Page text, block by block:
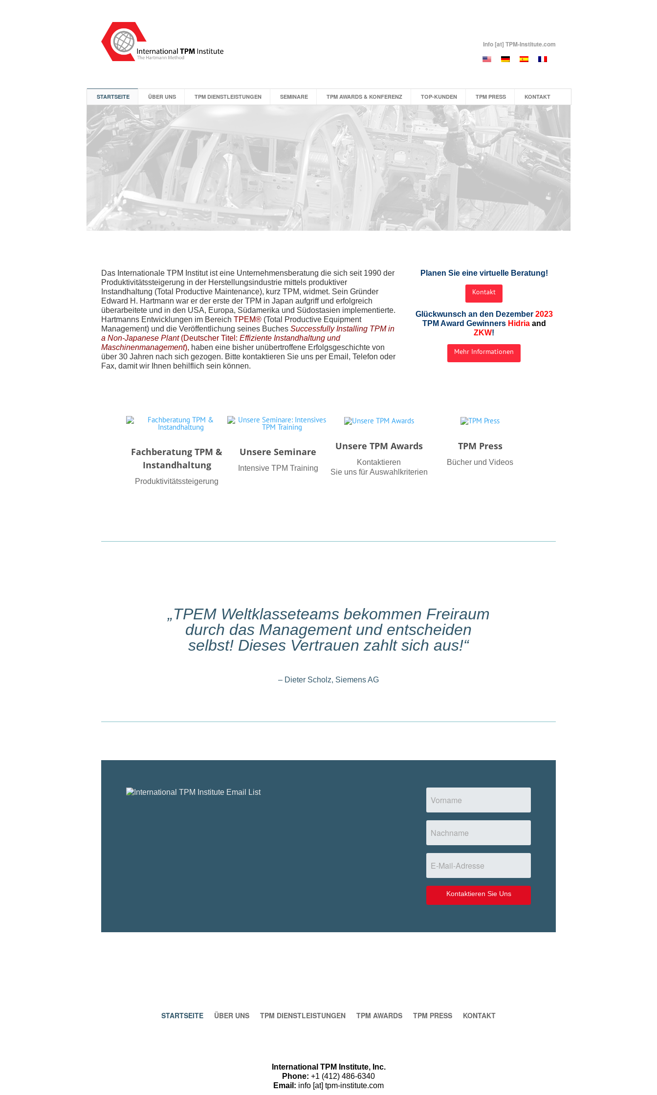
Info [at] TPM-Institute.com
STARTSEITE ÜBER UNS TPM DIENSTLEISTUNGEN SEMINARE TPM AWARDS & KONFERENZ TOP-KUNDEN TPM PRESS KONTAKT
Das Internationale TPM Institut ist eine Unternehmensberatung die sich seit 1990 der
Produktivitätssteigerung in der Herstellungsindustrie mittels produktiver
Instandhaltung (Total Productive Maintenance), kurz TPM, widmet. Sein Gründer
Edward H. Hartmann war er der erste der TPM in Japan aufgriff und erfolgreich
überarbeitete und in den USA, Europa, Südamerika und Südostasien implementierte.
Hartmanns Entwicklungen im Bereich TPEM® (Total Productive Equipment
Management) und die Veröffentlichung seines Buches Successfully Installing TPM in
a Non-Japanese Plant(Deutscher Titel: Effiziente Instandhaltung und
Maschinenmanagement), haben eine bisher unübertroffene Erfolgsgeschichte von
über 30 Jahren nach sich gezogen. Bitte kontaktieren Sie uns per Email, Telefon oder
Fax, damit wir Ihnen behilflich sein können.
Planen Sie eine virtuelle Beratung!
Kontakt
Glückwunsch an den Dezember 2023
TPM Award Gewinners Hidria and
ZKW!
Mehr Informationen
Fachberatung TPM &
Instandhaltung
Produktivitätssteigerung
Unsere Seminare
Intensive TPM Training
Unsere TPM Awards
Kontaktieren
Sie uns für Auswahlkriterien
TPM Press
Bücher und Videos
„TPEM Weltklasseteams bekommen Freiraum
durch das Management und entscheiden
selbst! Dieses Vertrauen zahlt sich aus!“
– Dieter Scholz, Siemens AG
Kontaktieren Sie Uns
STARTSEITE ÜBER UNS TPM DIENSTLEISTUNGEN TPM AWARDS TPM PRESS KONTAKT
International TPM Institute, Inc.
Phone: +1 (412) 486-6340
Email: info [at] tpm-institute.com